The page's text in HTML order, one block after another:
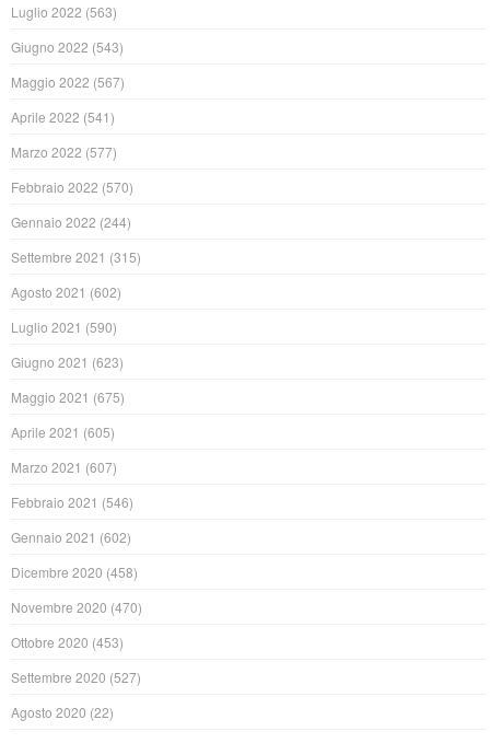
Luglio 2022 (563)
Giugno 2022 (543)
Maggio 2022 (567)
Aprile 2022 (541)
Marzo 2022 (577)
Febbraio 2022 (570)
Gennaio 2022 (244)
Settembre 2021 (315)
Agosto 2021 (602)
Luglio 2021 (590)
Giugno 2021 (623)
Maggio 2021 (675)
Aprile 2021 (605)
Marzo 2021 (607)
Febbraio 2021 (546)
Gennaio 2021 (602)
Dicembre 2020 (458)
Novembre 2020 (470)
Ottobre 2020 (453)
Settembre 2020 (527)
Agosto 2020 (22)